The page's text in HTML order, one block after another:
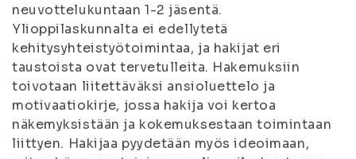
neuvottelukuntaan 1-2 jäsentä.
Ylioppilaskunnalta ei edellytetä
kehitysyhteistyötoimintaa, ja hakijat eri
taustoista ovat tervetulleita. Hakemuksiin
toivotaan liitettäväksi ansioluettelo ja
motivaatiokirje, jossa hakija voi kertoa
näkemyksistään ja kokemuksestaan toimintaan
liittyen. Hakijaa pyydetään myös ideoimaan,